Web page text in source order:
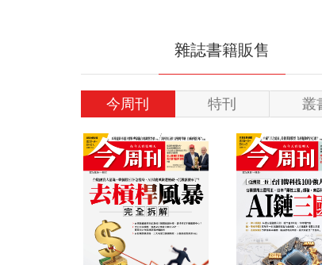
動態
【創新企業家的一天】
｜新世代行動工作者
商品期信
管理第一堂
雜誌書籍販售
今周刊 特刊 叢